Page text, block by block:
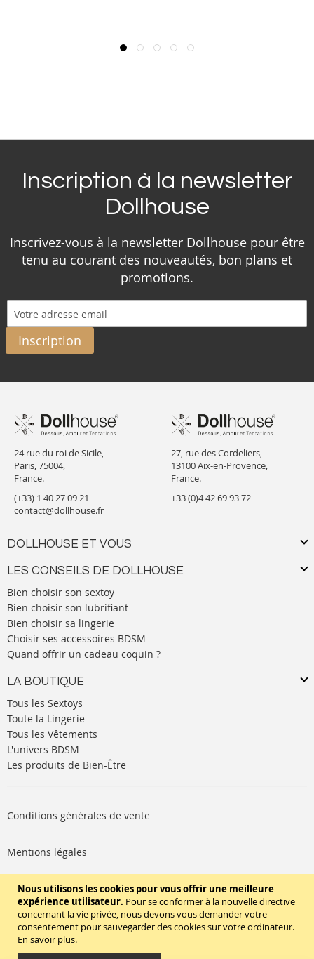
Nous utilisons les cookies pour vous offrir une meilleure
expérience utilisateur. Pour se conformer à la nouvelle directive
concernant la vie privée, nous devons vous demander votre
consentement pour sauvegarder des cookies sur votre ordinateur.
En savoir plus.
Inscription à la newsletter
Dollhouse
Inscrivez-vous à la newsletter Dollhouse pour être
tenu au courant des nouveautés, bon plans et
promotions.
Inscription
24 rue du roi de Sicile,
Paris, 75004,
France.
(+33) 1 40 27 09 21
contact@dollhouse.fr
DOLLHOUSE ET VOUS
LES CONSEILS DE DOLLHOUSE
Bien choisir son sextoy
Bien choisir son lubrifiant
Bien choisir sa lingerie
Choisir ses accessoires BDSM
Quand offrir un cadeau coquin ?
LA BOUTIQUE
Tous les Sextoys
Toute la Lingerie
Tous les Vêtements
L'univers BDSM
Les produits de Bien-Être
27, rue des Cordeliers,
13100 Aix-en-Provence,
France.
+33 (0)4 42 69 93 72
Conditions générales de vente
Mentions légales
Politique de cookies
SUIVEZ-NOUS